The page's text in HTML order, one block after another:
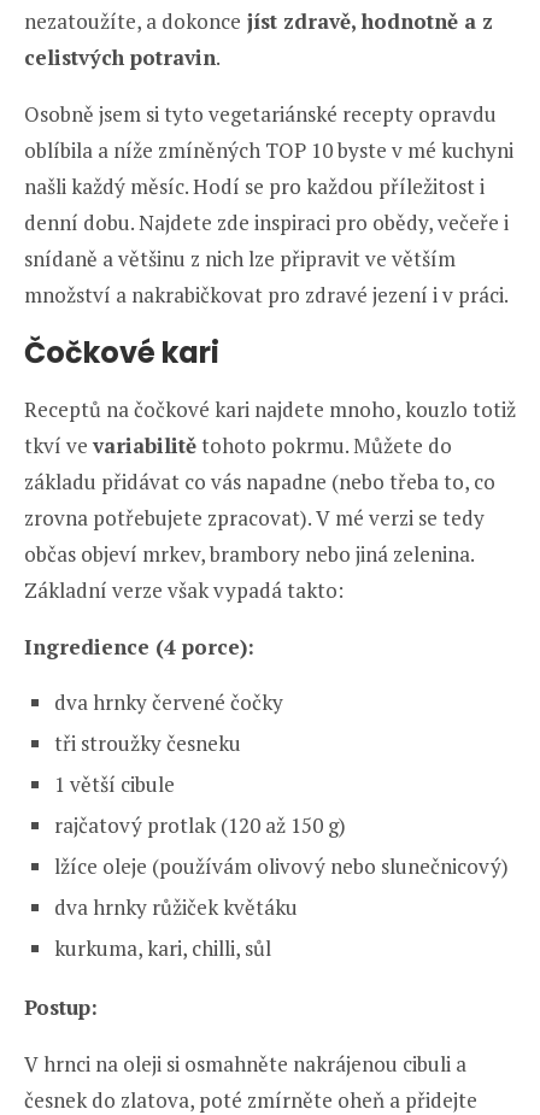
nezatoužíte, a dokonce jíst zdravě, hodnotně a z
celistvých potravin.
Osobně jsem si tyto vegetariánské recepty opravdu
oblíbila a níže zmíněných TOP 10 byste v mé kuchyni
našli každý měsíc. Hodí se pro každou příležitost i
denní dobu. Najdete zde inspiraci pro obědy, večeře i
snídaně a většinu z nich lze připravit ve větším
množství a nakrabičkovat pro zdravé jezení i v práci.
Čočkové kari
Receptů na čočkové kari najdete mnoho, kouzlo totiž
tkví ve variabilitětohoto pokrmu. Můžete do
základu přidávat co vás napadne (nebo třeba to, co
zrovna potřebujete zpracovat). V mé verzi se tedy
občas objeví mrkev, brambory nebo jiná zelenina.
Základní verze však vypadá takto:
Ingredience (4 porce):
dva hrnky červené čočky
tři stroužky česneku
1 větší cibule
rajčatový protlak (120 až 150 g)
lžíce oleje (používám olivový nebo slunečnicový)
dva hrnky růžiček květáku
kurkuma, kari, chilli, sůl
Postup:
V hrnci na oleji si osmahněte nakrájenou cibuli a
česnek do zlatova, poté zmírněte oheň a přidejte